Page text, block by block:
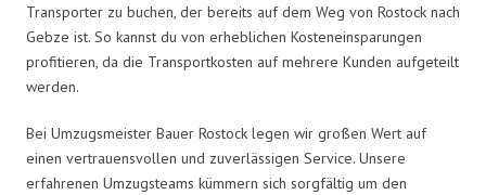
Transporter zu buchen, der bereits auf dem Weg von Rostock nach
Gebze ist. So kannst du von erheblichen Kosteneinsparungen
profitieren, da die Transportkosten auf mehrere Kunden aufgeteilt
werden.
Bei Umzugsmeister Bauer Rostock legen wir großen Wert auf
einen vertrauensvollen und zuverlässigen Service. Unsere
erfahrenen Umzugsteams kümmern sich sorgfältig um den